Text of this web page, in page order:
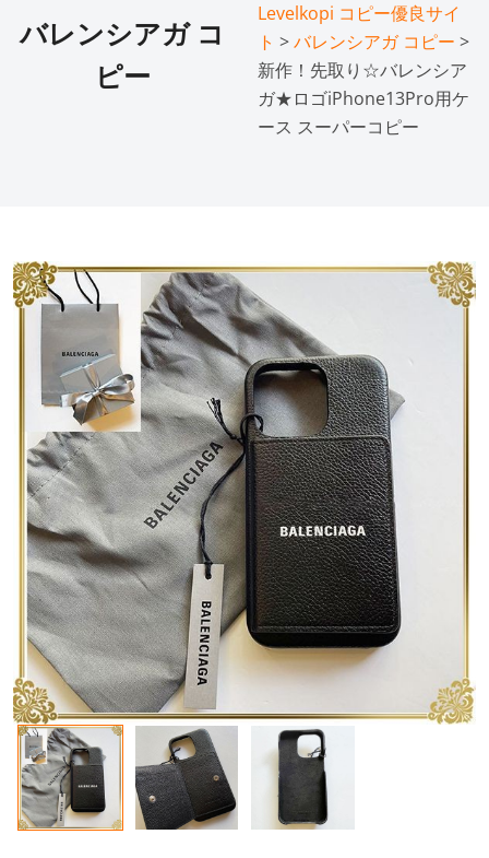
バレンシアガ コ
ピー
Levelkopi コピー優良サイ
ト >バレンシアガ コピー >
新作！先取り☆バレンシア
ガ★ロゴiPhone13Pro用ケ
ース スーパーコピー